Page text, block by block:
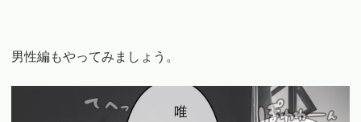
男性編もやってみましょう。